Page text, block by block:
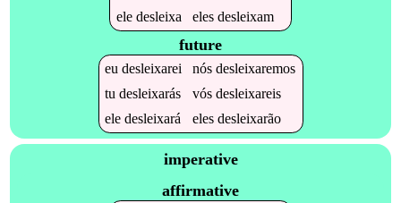
ele desleixa eles desleixam
future
eudesleixarei nósdesleixaremos
tudesleixarás vósdesleixareis
eledesleixará elesdesleixarão
imperative
affirmative